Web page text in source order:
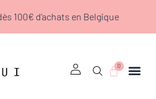
100€ d’achats en Belgique
0
Panier